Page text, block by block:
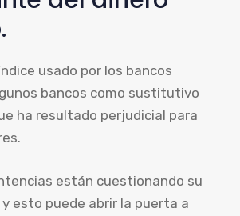
usado por los bancos
bancos como sustitutivo
ha resultado perjudicial para
están cuestionando su
esto puede abrir la puerta a